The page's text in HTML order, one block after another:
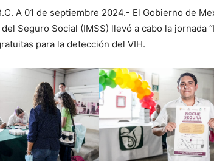
A 01 de septiembre 2024.- El Gobierno de
Seguro Social (IMSS) llevó a cabo la jornada
para la detección del VIH.